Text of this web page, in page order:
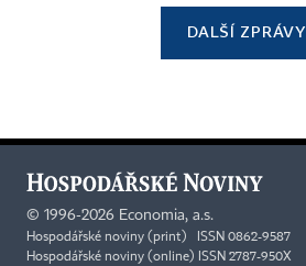
DALŠÍ ZPRÁVY
© 1996-2026 Economia, a.s.
Hospodářské noviny (print) ISSN 0862-9587
Hospodářské noviny (online) ISSN 2787-950X